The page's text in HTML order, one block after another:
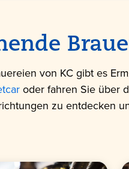
von KC gibt es
oder fahren Sie über
zu entdecken